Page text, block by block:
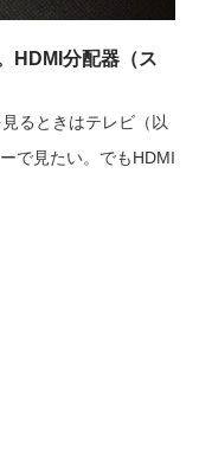
HDMI分配器（ス
るときはテレビ（以
で見たい。でもHDMI